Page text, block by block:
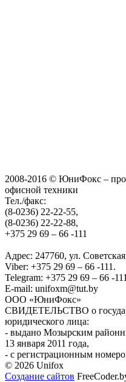
2008-2016 © ЮниФокс –
офисной техники
Тел./факс:
(8-0236) 22-22-55,
(8-0236) 22-22-88,
+375 29 69 – 66 -111
Адрес: 247760, ул.
Viber: +375 29 69 – 66 -111.
Telegram: +375 29 69 – 66 -
E-mail: unifoxm@tut.by
ООО «ЮниФокс»
СВИДЕТЕЛЬСТВО о
юридического лица:
- выдано Мозырским
13 января 2011 года,
- с регистрационным
© 2026 Unifox
Создание сайтов